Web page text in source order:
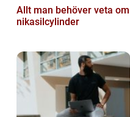
Allt man behöver veta om
nikasilcylinder